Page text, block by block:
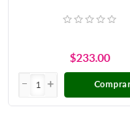
$233.00